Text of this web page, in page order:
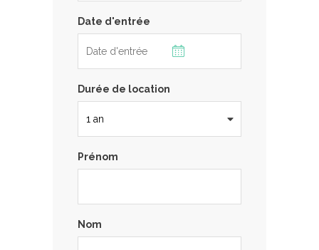
Date d'entrée
Durée de location
Prénom
Nom